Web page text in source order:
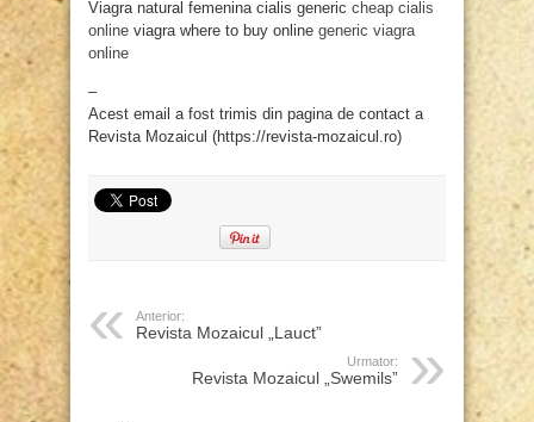
Viagra natural femenina cialis generic cheap cialis
online viagra where to buy online generic viagra
online
–
Acest email a fost trimis din pagina de contact a
Revista Mozaicul (https://revista-mozaicul.ro)
Anterior:
Revista Mozaicul „Lauct”
Urmator:
Revista Mozaicul „Swemils”